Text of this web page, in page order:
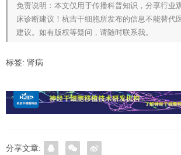
免责说明：本文仅用于传播科普知识，分享行业
床诊断建议！杭吉干细胞所发布的信息不能替代
建议。如有版权等疑问，请随时联系我。
标签: 肾病
分享文章: